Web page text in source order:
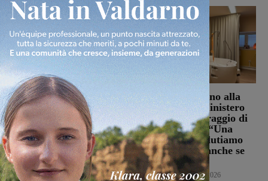
La Futsal Sangiovannese
ha scelto la strada della
continuità, appena un
paio i volti nuovi
San Giovanni Valdarno
6 Agosto 2026
Punto Nascita, no alla
deroga ma il Ministero
apre al monitoraggio di
sei mesi. Vadi: “Una
risposta che valutiamo
positivamente anche se
con prudenza”
Cronaca 6 Agosto 2026